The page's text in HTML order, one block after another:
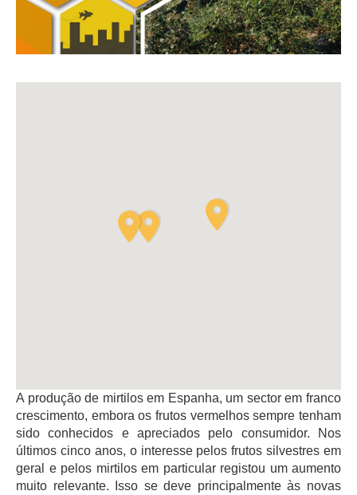
A produção de mirtilos em Espanha, um sector em franco
crescimento, embora os frutos vermelhos sempre tenham
sido conhecidos e apreciados pelo consumidor. Nos
últimos cinco anos, o interesse pelos frutos silvestres em
geral e pelos mirtilos em particular registou um aumento
muito relevante. Isso se deve principalmente às novas